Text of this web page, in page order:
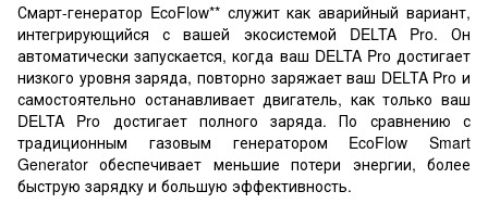
Смарт-генератор EcoFlow** служит как аварийный вариант,
интегрирующийся с вашей экосистемой DELTA Pro. Он
автоматически запускается, когда ваш DELTA Pro достигает
низкого уровня заряда, повторно заряжает ваш DELTA Pro и
самостоятельно останавливает двигатель, как только ваш
DELTA Pro достигает полного заряда. По сравнению с
традиционным газовым генератором EcoFlow Smart
Generator обеспечивает меньшие потери энергии, более
быструю зарядку и большую эффективность.